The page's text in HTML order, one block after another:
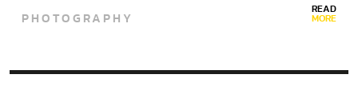
PHOTOGRAPHY READ
MORE